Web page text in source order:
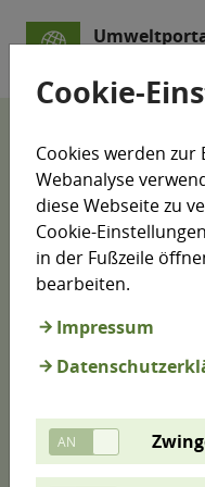
Klimamonitoring
Industrieanlagen
Papier- und
Anlagen
Die Papier- und
energieintensive
Emissionshandels 1
Cookie-
Cookies werden
Webanalyse
diese Webseite zu
Cookie-
in der Fußzeile
bearbeiten.
Impressum